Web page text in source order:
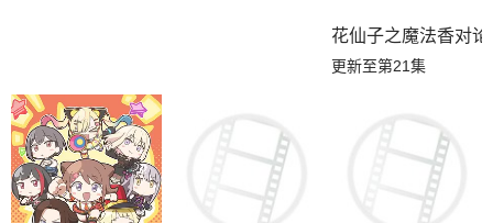
花仙子之魔法香对论
更新至第21集